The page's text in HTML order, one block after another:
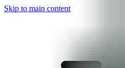
Skip to main content